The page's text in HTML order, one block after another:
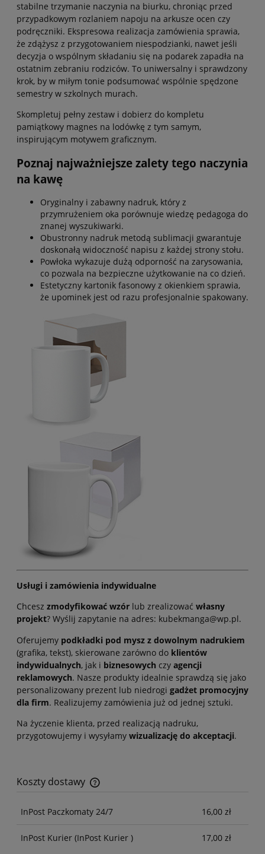
stabilne trzymanie naczynia na biurku, chroniąc przed
przypadkowym rozlaniem napoju na arkusze ocen czy
podręczniki. Ekspresowa realizacja zamówienia sprawia,
że zdążysz z przygotowaniem niespodzianki, nawet jeśli
decyzja o wspólnym składaniu się na podarek zapadła na
ostatnim zebraniu rodziców. To uniwersalny i sprawdzony
krok, by w miłym tonie podsumować wspólnie spędzone
semestry w szkolnych murach.
Skompletuj pełny zestaw i dobierz do kompletu
pamiątkowy magnes na lodówkę z tym samym,
inspirującym motywem graficznym.
Poznaj najważniejsze zalety tego naczynia
na kawę
Oryginalny i zabawny nadruk, który z
przymrużeniem oka porównuje wiedzę pedagoga do
znanej wyszukiwarki.
Obustronny nadruk metodą sublimacji gwarantuje
doskonałą widoczność napisu z każdej strony stołu.
Powłoka wykazuje dużą odporność na zarysowania,
co pozwala na bezpieczne użytkowanie na co dzień.
Estetyczny kartonik fasonowy z okienkiem sprawia,
że upominek jest od razu profesjonalnie spakowany.
Usługi i zamówienia indywidualne
Chcesz zmodyfikować wzór lub zrealizować własny
projekt? Wyślij zapytanie na adres: kubekmanga@wp.pl.
Oferujemy podkładki pod mysz z dowolnym nadrukiem
(grafika, tekst), skierowane zarówno do klientów
indywidualnych, jak i biznesowych czy agencji
reklamowych. Nasze produkty idealnie sprawdzą się jako
personalizowany prezent lub niedrogi gadżet promocyjny
dla firm. Realizujemy zamówienia już od jednej sztuki.
Na życzenie klienta, przed realizacją nadruku,
przygotowujemy i wysyłamy wizualizację do akceptacji.
Koszty dostawy
Cena nie zawiera ewentualnych kosztów płatności
InPost Paczkomaty 24/7 16,00 zł
InPost Kurier(InPost Kurier ) 17,00 zł